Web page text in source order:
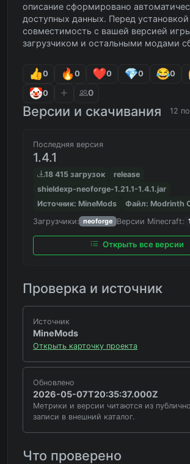
описание сформировано
доступных данных. Перед
совместимость с вашей версией
загрузчиком и остальными модами
0 0 0 0 0
0 0
Версии и скачивания 12
Последняя версия
1.4.1
18 415 загрузок
release
shieldexp-neoforge-1.21.1-1.4.1.jar
Источник: MineMods
Файл: Modrinth
Загрузчики: neoforge Версии Minecraft:
Открыть все версии
Проверка и источник
Источник
MineMods
Открыть карточку проекта
Обновлено
2026-05-07T20:35:37.000Z
Метрики и версии читаются из
записи в внешний каталог.
Что проверено